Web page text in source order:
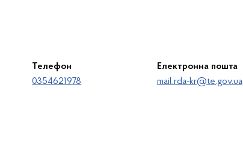
Телефон
0354621978
Електронна пошта
mail.rda-kr@te.gov.ua